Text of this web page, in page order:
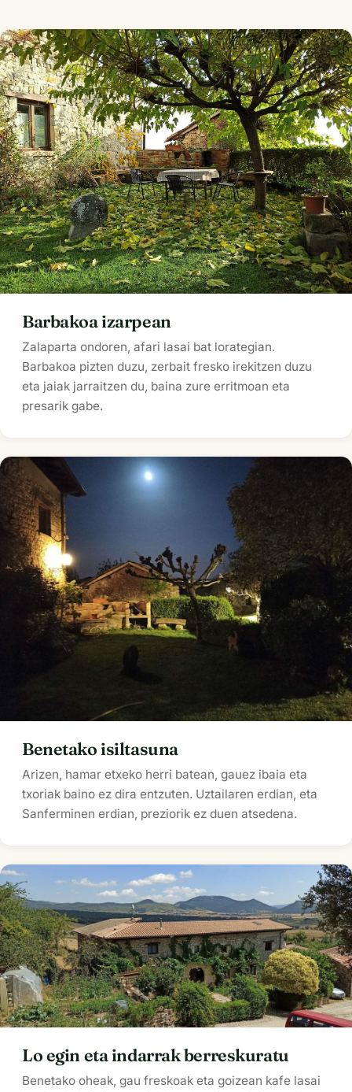
Barbakoa izarpean
Zalaparta ondoren, afari lasai bat lorategian.
Barbakoa pizten duzu, zerbait fresko irekitzen duzu
eta jaiak jarraitzen du, baina zure erritmoan eta
presarik gabe.
Benetako isiltasuna
Arizen, hamar etxeko herri batean, gauez ibaia eta
txoriak baino ez dira entzuten. Uztailaren erdian, eta
Sanferminen erdian, preziorik ez duen atsedena.
Lo egin eta indarrak berreskuratu
Benetako oheak, gau freskoak eta goizean kafe lasai